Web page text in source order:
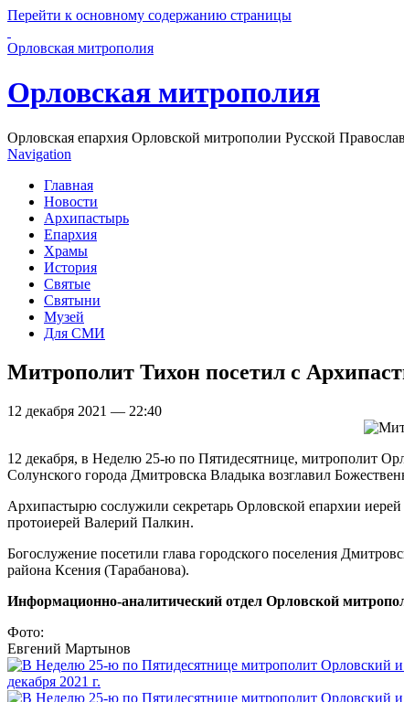
Перейти к основному содержанию страницы
Орловская митрополия
Орловская митрополия
Орловская епархия Орловской митрополии Русской
Navigation
Главная
Новости
Архипастырь
Епархия
Храмы
История
Святые
Святыни
Музей
Для СМИ
Митрополит Тихон посетил с
12 декабря 2021 — 22:40
12 декабря, в Неделю 25-ю по Пятидесятнице, митрополит
Солунского города Дмитровска Владыка возглавил
Архипастырю сослужили секретарь Орловской епархии
протоиерей Валерий Палкин.
Богослужение посетили глава городского поселения
района Ксения (Тарабанова).
Информационно-аналитический отдел Орловской
Фото:
Евгений Мартынов